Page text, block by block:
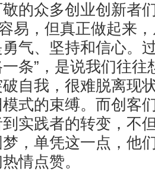
的众多创业创新者
易，但真正做起来
气、坚持和信心。
条”，是说我们往往
自我，很难脱离现
式的束缚。而创客
实践者的转变，不
，单凭这一点，他
情点赞。